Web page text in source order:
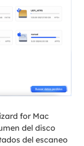
for Mac
del disco
del escaneo